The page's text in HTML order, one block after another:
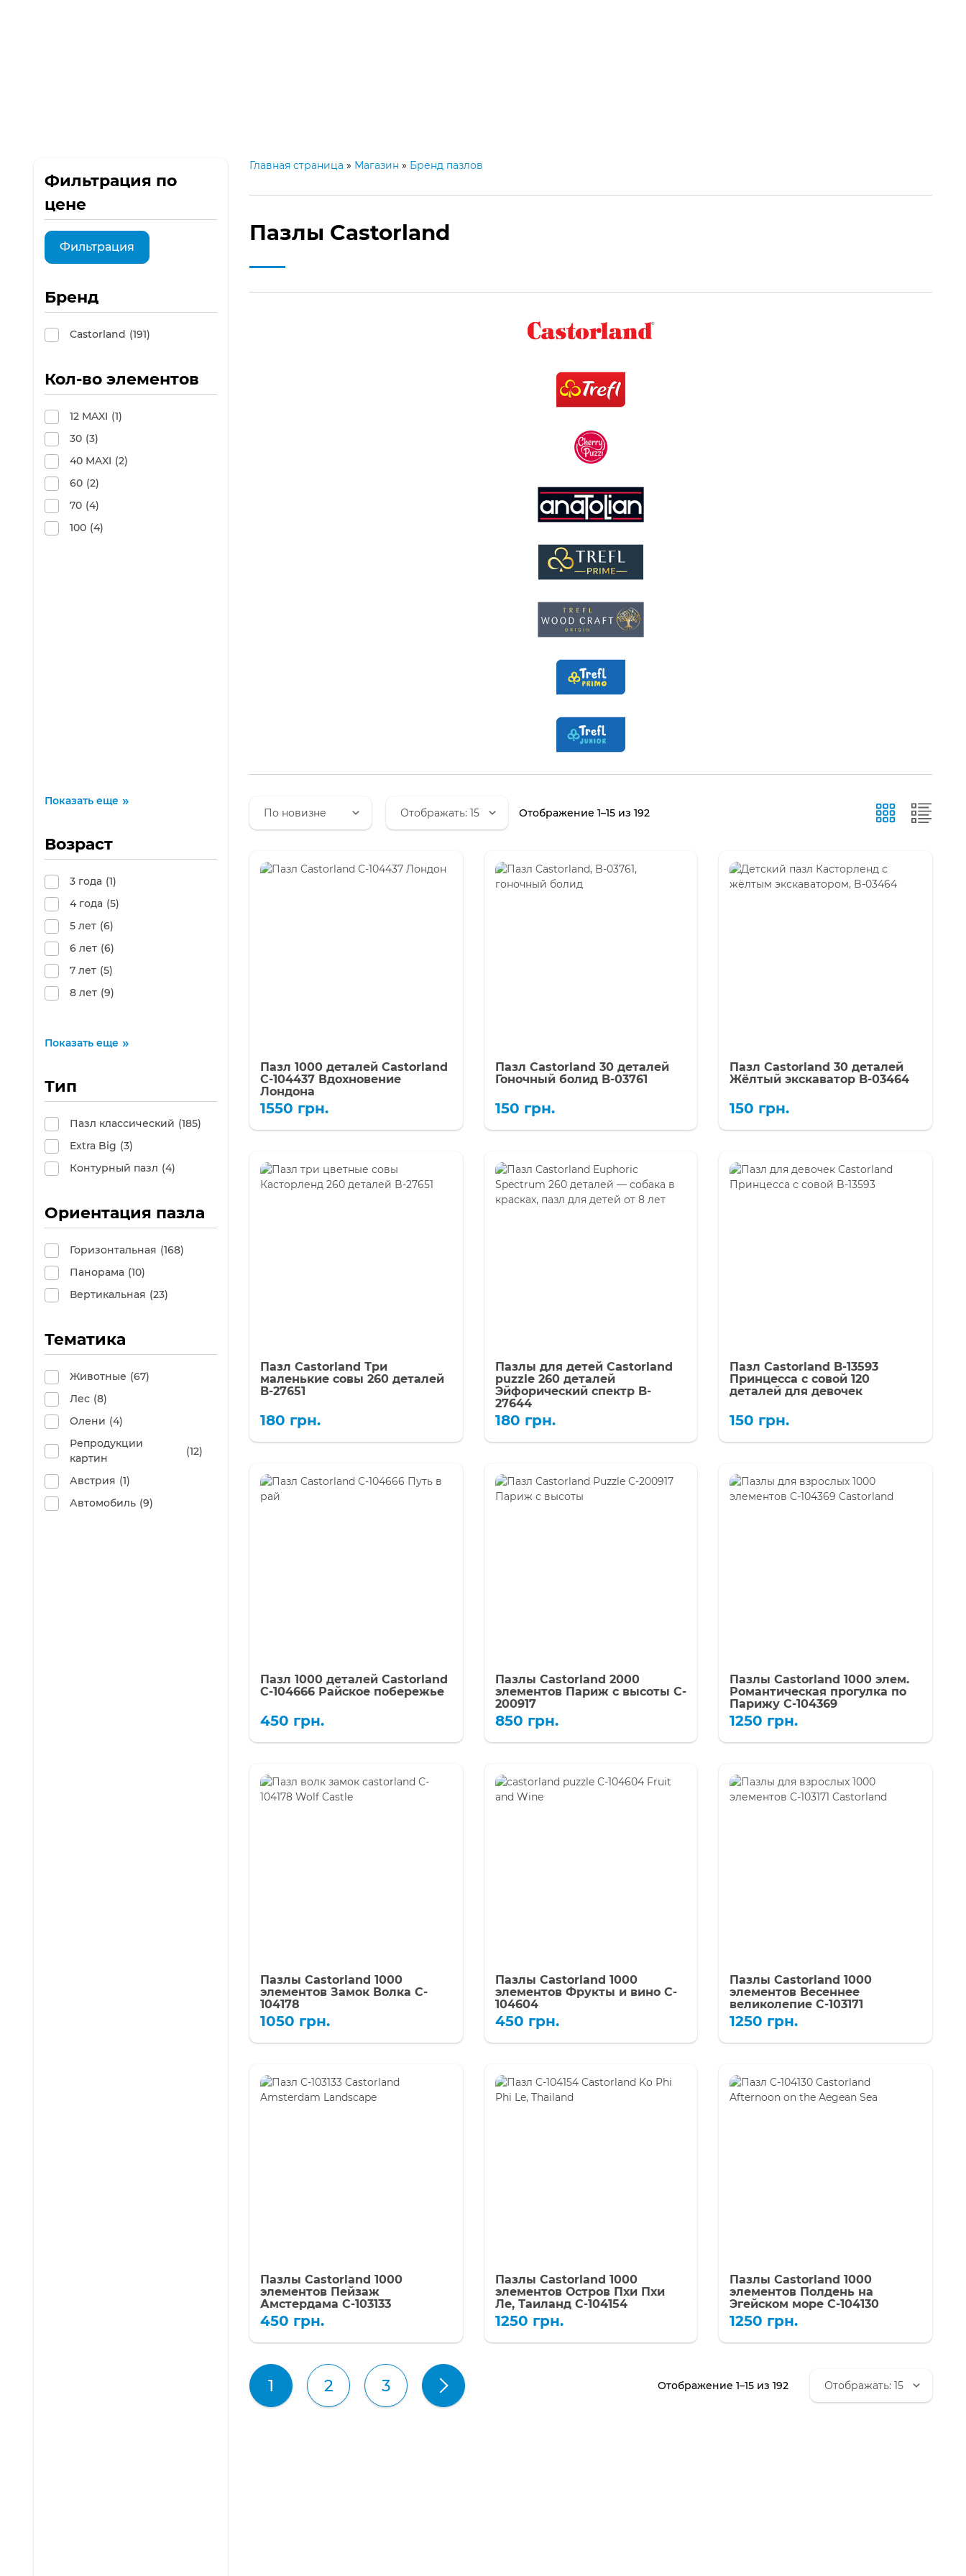
Главная страница » Магазин » Бренд пазлов
Пазлы Castorland
Отображение 1–15 из 192
Пазл 1000 деталей Castorland
C-104437 Вдохновение
Лондона
1550 грн.
Пазл Castorland 30 деталей
Гоночный болид B-03761
150 грн.
Пазл Castorland 30 деталей
Жёлтый экскаватор B-03464
150 грн.
Пазл Castorland Три
маленькие совы 260 деталей
B-27651
180 грн.
Пазлы для детей Castorland
puzzle 260 деталей
Эйфорический спектр B-
27644
180 грн.
Пазл Castorland B-13593
Принцесса с совой 120
деталей для девочек
150 грн.
Пазл 1000 деталей Castorland
C-104666 Райское побережье
450 грн.
Пазлы Castorland 2000
элементов Париж с высоты C-
200917
850 грн.
Пазлы Castorland 1000 элем.
Романтическая прогулка по
Парижу C-104369
1250 грн.
Пазлы Castorland 1000
элементов Замок Волка C-
104178
1050 грн.
Пазлы Castorland 1000
элементов Фрукты и вино C-
104604
450 грн.
Пазлы Castorland 1000
элементов Весеннее
великолепие C-103171
1250 грн.
Пазлы Castorland 1000
элементов Пейзаж
Амстердама C-103133
450 грн.
Пазлы Castorland 1000
элементов Остров Пхи Пхи
Ле, Таиланд C-104154
1250 грн.
Пазлы Castorland 1000
элементов Полдень на
Эгейском море C-104130
1250 грн.
1 2 3 Отображение 1–15 из 192Сортировка:
самые
Фильтрация по
цене
Фильтрация
Бренд
Castorland (191)
Кол-во элементов
12 MAXI (1)
30 (3)
40 MAXI (2)
60 (2)
70 (4)
100 (4)
Показать еще
Возраст
3 года (1)
4 года (5)
5 лет (6)
6 лет (6)
7 лет (5)
8 лет (9)
Показать еще
Тип
Пазл классический (185)
Extra Big (3)
Контурный пазл (4)
Ориентация пазла
Горизонтальная (168)
Панорама (10)
Вертикальная (23)
Тематика
Животные (67)
Лес (8)
Олени (4)
Репродукции
картин
(12)
Австрия (1)
Автомобиль (9)